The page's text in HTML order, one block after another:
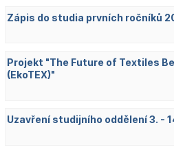
Zápis do studia prvních ročníků
Projekt "The Future of Textiles
(EkoTEX)"
Uzavření studijního oddělení 3. -